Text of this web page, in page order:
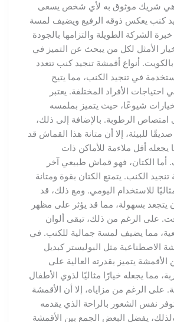
هي شريك موثوق به لأي شخص يسعى
كنب يعكس ذوقه الرفيع ويضيف لمسة
الشركة الطويلة والتزامها بالجودة
الأمثل لكل من يبحث عن التميز في
أنواع أقمشة تنجيد كنب تتعدد
في تنجيد الكنب، مما يتيح
احتياجات الأفراد المختلفة. يعتبر
شيوعًا، حيث يتميز بملمسه
امتصاص الرطوبة. بالإضافة إلى ذلك،
للبيئة، إلا أن متانة هذا القماش قد
أقل ملاءمة للأماكن ذات
أما الكتان، فهو قماش طبيعي آخر
الكنب. يتمتع الكتان بقوة ومتانة
للاستخدام اليومي. ومع ذلك، قد
يتجعد بسهولة، مما قد يؤثر على مظهر
على الرغم من ذلك، تبقى ألوان
مما يضيف لمسة جمالية للكنب. في
الاصطناعية مثل البوليستر كبديل
الأقمشة يتميز بقدرته العالية على
مما يجعله خيارًا مثاليًا لذوي الأطفال
على الرغم من مزاياه، إلا أن الأقمشة
نفس الشعور بالراحة الذي يقدمه
يفضل البعض الجمع بين الأقمشة